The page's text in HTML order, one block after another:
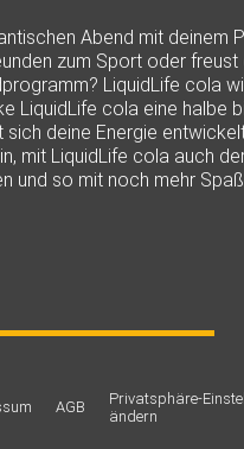
Abend mit deinem
zum Sport oder freust
LiquidLife cola
LiquidLife cola eine halbe
sich deine Energie
mit LiquidLife cola auch
und so mit noch mehr
AGB
Privatsphäre-
ändern